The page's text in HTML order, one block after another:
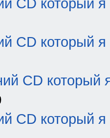
CD который я
CD который я
CD который
CD который я